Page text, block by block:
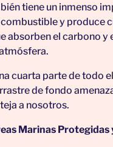
tiene un inmenso
y produce
absorben el carbono
cuarta parte de todo
de fondo
a nosotros.
Marinas Protegidas